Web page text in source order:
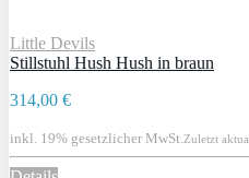
Little Devils
Stillstuhl Hush Hush in braun
314,00 €
inkl. 19% gesetzlicher MwSt. Zuletzt